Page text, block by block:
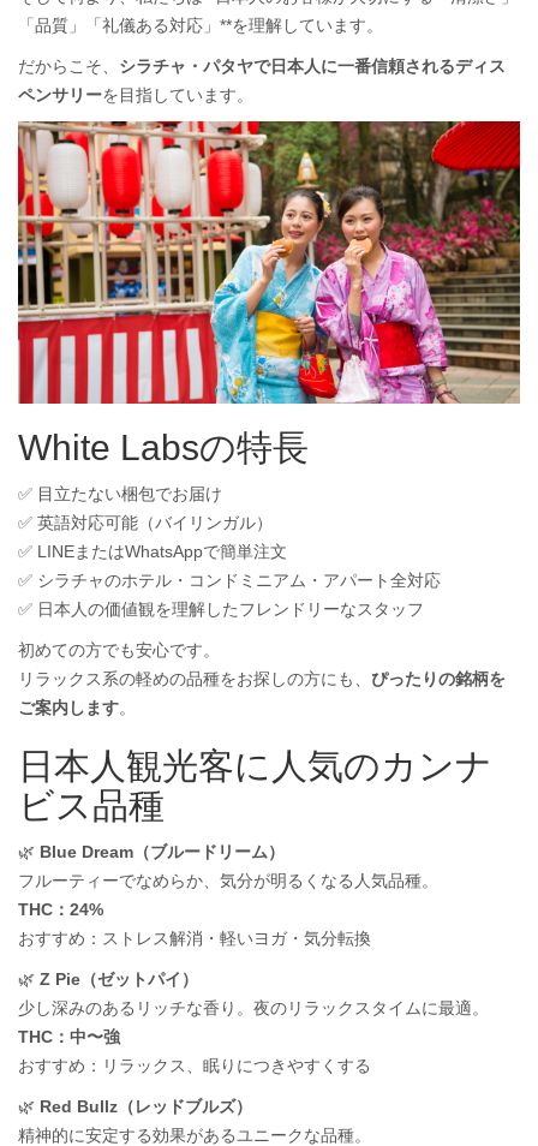
「品質」「礼儀ある対応」**を理解しています。
だからこそ、 シラチャ・パタヤで日本人に一番信頼されるディス
ペンサリーを目指しています。
White Labsの特長
✅ 目立たない梱包でお届け
✅ 英語対応可能（バイリンガル）
✅ LINEまたはWhatsAppで簡単注文
✅ シラチャのホテル・コンドミニアム・アパート全対応
✅ 日本人の価値観を理解したフレンドリーなスタッフ
初めての方でも安心です。
リラックス系の軽めの品種をお探しの方にも、 ぴったりの銘柄を
ご案内します。
日本人観光客に人気のカンナ
ビス品種
🌿 Blue Dream（ブルードリーム）
フルーティーでなめらか、気分が明るくなる人気品種。
THC：24%
おすすめ：ストレス解消・軽いヨガ・気分転換
🌿 Z Pie（ゼットパイ）
少し深みのあるリッチな香り。夜のリラックスタイムに最適。
THC：中〜強
おすすめ：リラックス、眠りにつきやすくする
🌿 Red Bullz（レッドブルズ）
精神的に安定する効果があるユニークな品種。